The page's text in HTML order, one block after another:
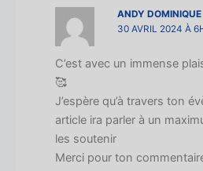
ANDY DOMINIQUE
30 AVRIL 2024 À
C’est avec un immense
🥰
J’espère qu’à travers ton
article ira parler à un
les soutenir
Merci pour ton